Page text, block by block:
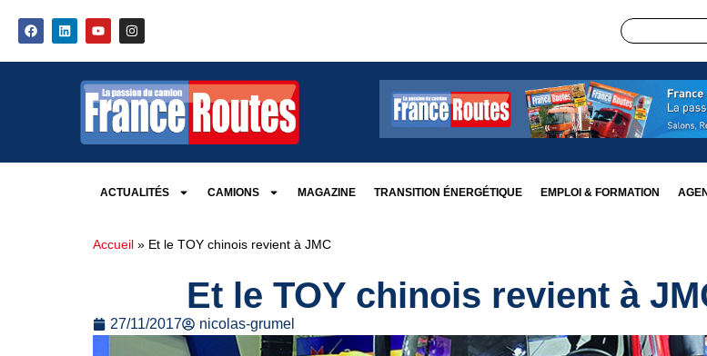
ACTUALITÉS CAMIONS MAGAZINE TRANSITION ÉNERGÉTIQUE EMPLOI & FORMATION
Accueil » Et le TOY chinois revient à JMC
Et le TOY chinois revient à
27/11/2017 nicolas-grumel